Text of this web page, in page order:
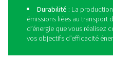
Le PPNG DX skid de
génération d’azote de
de brasage des